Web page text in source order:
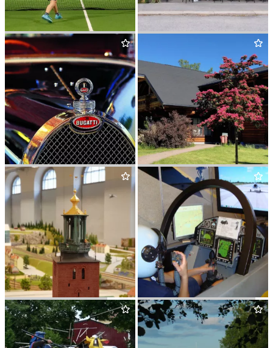
KUNGSÖRSTORP SPORTS
CLUB
BISTRO
BIL &TEKNIK HIS­TORISKA
SAMLINGARNA
HER­RFAL­L­ET FRITIDS- OCH
KONFERENSANLÄGGNING
MINIA­TURE KINGDOM ARBO­GA ROBOTMUSEUM